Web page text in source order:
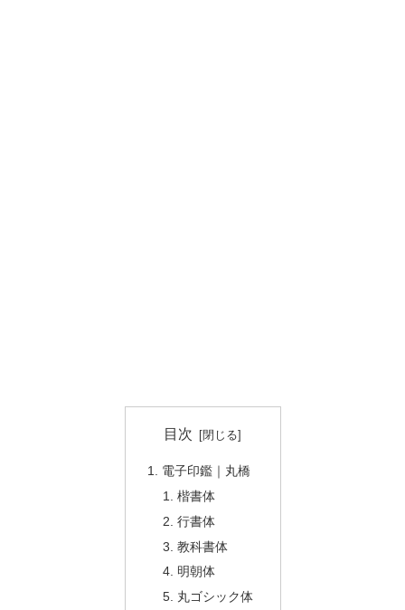
目次
電子印鑑｜丸橋
楷書体
行書体
教科書体
明朝体
丸ゴシック体